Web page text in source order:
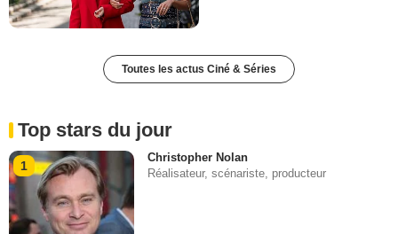
Toutes les actus Ciné & Séries
Top stars du jour
1
Christopher Nolan
Réalisateur, scénariste, producteur